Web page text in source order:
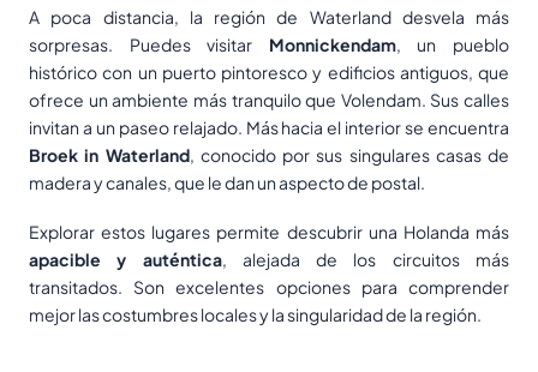
A poca distancia, la región de Waterland desvela más
sorpresas. Puedes visitar Monnickendam, un pueblo
histórico con un puerto pintoresco y edificios antiguos, que
ofrece un ambiente más tranquilo que Volendam. Sus calles
invitan a un paseo relajado. Más hacia el interior se encuentra
Broek in Waterland, conocido por sus singulares casas de
madera y canales, que le dan un aspecto de postal.
Explorar estos lugares permite descubrir una Holanda más
apacible y auténtica, alejada de los circuitos más
transitados. Son excelentes opciones para comprender
mejor las costumbres locales y la singularidad de la región.